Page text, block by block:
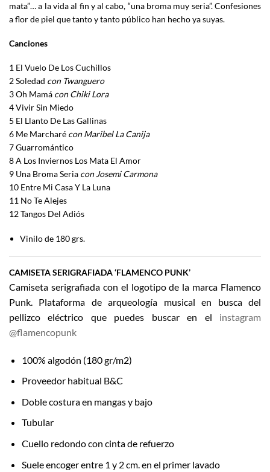
mata”… a la vida al fin y al cabo, “una broma muy seria”. Confesiones
a flor de piel que tanto y tanto público han hecho ya suyas.
Canciones
1 El Vuelo De Los Cuchillos
2 Soledad con Twanguero
3 Oh Mamá con Chiki Lora
4 Vivir Sin Miedo
5 El Llanto De Las Gallinas
6 Me Marcharé con Maribel La Canija
7 Guarromántico
8 A Los Inviernos Los Mata El Amor
9 Una Broma Seria con Josemi Carmona
10 Entre Mi Casa Y La Luna
11 No Te Alejes
12 Tangos Del Adiós
Vinilo de 180 grs.
CAMISETA SERIGRAFIADA ‘FLAMENCO PUNK’
Camiseta serigrafiada con el logotipo de la marca Flamenco
Punk. Plataforma de arqueología musical en busca del
pellizco eléctrico que puedes buscar en el instagram
@flamencopunk
100% algodón (180 gr/m2)
Proveedor habitual B&C
Doble costura en mangas y bajo
Tubular
Cuello redondo con cinta de refuerzo
Suele encoger entre 1 y 2 cm. en el primer lavado